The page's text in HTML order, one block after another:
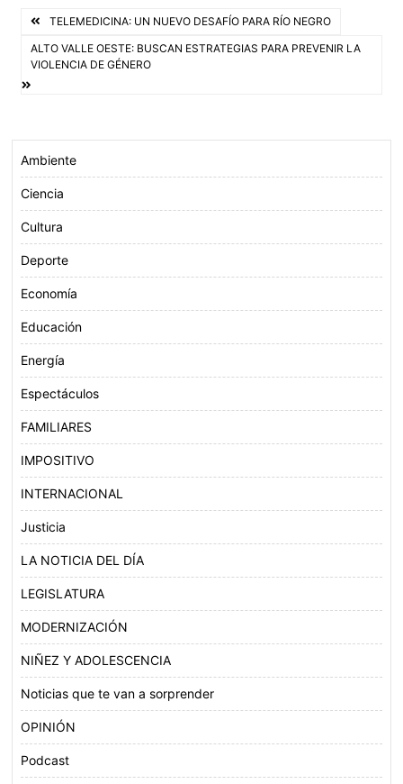
b
o
o
t
e
r
s
A
p
l
Navegación
de
entradas
TELEMEDICINA: UN NUEVO DESAFÍO PARA RÍO NEGRO
ALTO VALLE OESTE: BUSCAN ESTRATEGIAS PARA PREVENIR LA
VIOLENCIA DE GÉNERO
Ambiente
Ciencia
Cultura
Deporte
Economía
Educación
Energía
Espectáculos
FAMILIARES
IMPOSITIVO
INTERNACIONAL
Justicia
LA NOTICIA DEL DÍA
LEGISLATURA
MODERNIZACIÓN
NIÑEZ Y ADOLESCENCIA
Noticias que te van a sorprender
OPINIÓN
Podcast